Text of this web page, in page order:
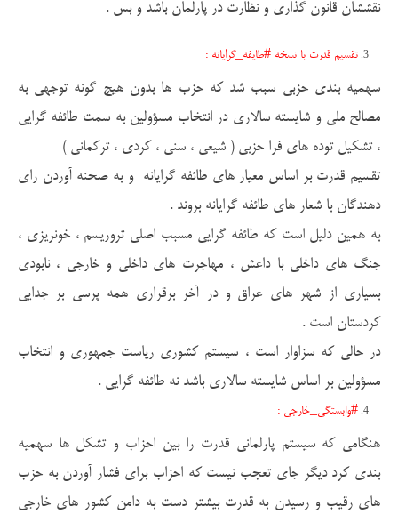
نقششان قانون گذاری و نظارت در پارلمان باشد و بس .
تقسیم قدرت با نسخه #طایفه_گرایانه :
سهمیه بندی حزبی سبب شد که حزب ها بدون هیچ گونه توجهی به
مصالح ملی و شایسته سالاری در انتخاب مسؤولین به سمت طائفه گرایی
، تشکیل توده های فرا حزبی ( شیعی ، سنی ، کردی ، ترکمانی )
تقسیم قدرت بر اساس معیار های طائفه گرایانه و به صحنه آوردن رای
دهندگان با شعار های طائفه گرایانه بروند .
به همین دلیل است که طائفه گرایی مسبب اصلی تروریسم ، خونریزی ،
جنگ های داخلی با داعش ، مهاجرت های داخلی و خارجی ، نابودی
بسیاری از شهر های عراق و در آخر برقراری همه پرسی بر جدایی
کردستان است .
در حالی که سزاوار است ، سیستم کشوری ریاست جمهوری و انتخاب
مسؤولین بر اساس شایسته سالاری باشد نه طائفه گرایی .
#وابستگی_خارجی :
هنگامی که سیستم پارلمانی قدرت را بین احزاب و تشکل ها سهمیه
بندی کرد دیگر جای تعجب نیست که احزاب برای فشار آوردن به حزب
های رقیب و رسیدن به قدرت بیشتر دست به دامن کشور های خارجی